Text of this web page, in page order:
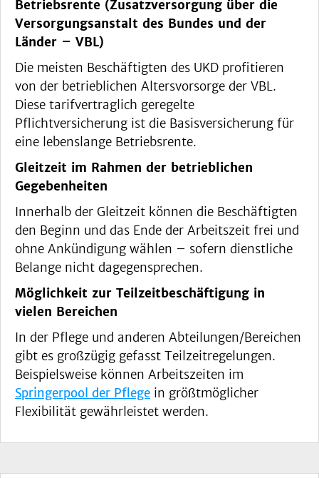
Betriebsrente (Zusatzversorgung über die
Versorgungsanstalt des Bundes und der
Länder – VBL)
Die meisten Beschäftigten des UKD profitieren
von der betrieblichen Altersvorsorge der VBL.
Diese tarifvertraglich geregelte
Pflichtversicherung ist die Basisversicherung für
eine lebenslange Betriebsrente.
Gleitzeit im Rahmen der betrieblichen
Gegebenheiten
Innerhalb der Gleitzeit können die Beschäftigten
den Beginn und das Ende der Arbeitszeit frei und
ohne Ankündigung wählen – sofern dienstliche
Belange nicht dagegensprechen.
Möglichkeit zur Teilzeitbeschäftigung in
vielen Bereichen
In der Pflege und anderen Abteilungen/Bereichen
gibt es großzügig gefasst Teilzeitregelungen.
Beispielsweise können Arbeitszeiten im
Springerpool der Pflege in größtmöglicher
Flexibilität gewährleistet werden.